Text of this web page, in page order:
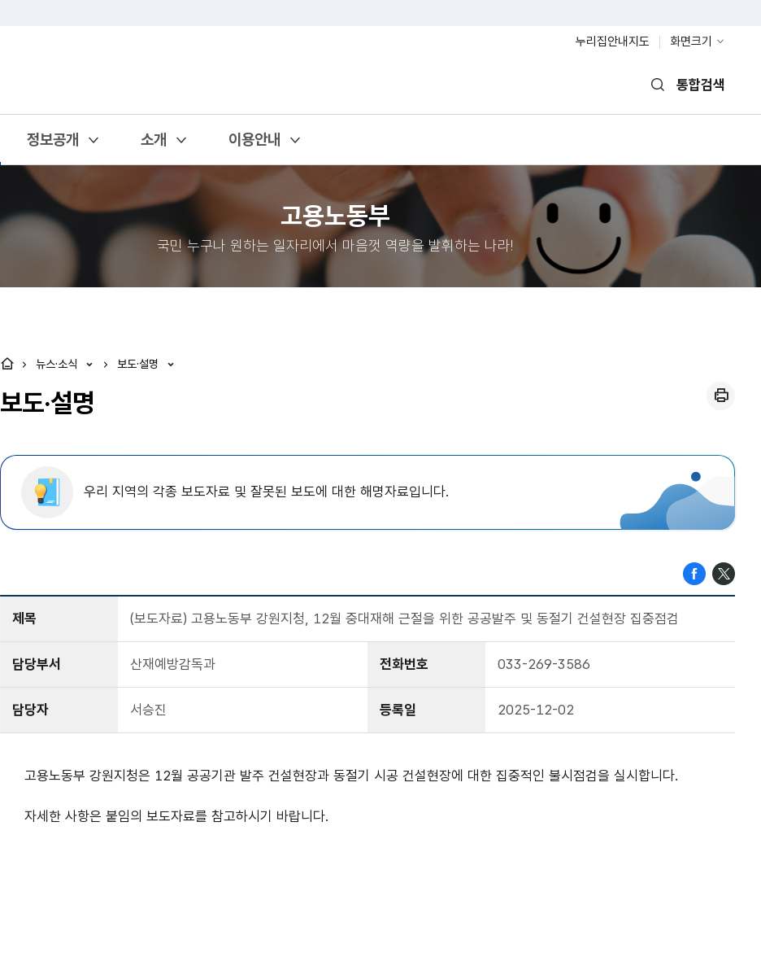
누리집안내지도
화면크기
통합검색
정보공개
열기
소개
열기
이용안내
열기
고용노동부
국민 누구나 원하는 일자리에서 마음껏 역량을 발휘하는 나라!
보도·설명
뉴스·소식 보도·설명
우리 지역의 각종 보도자료 및 잘못된 보도에 대한 해명자료입니다.
제목 (보도자료) 고용노동부 강원지청, 12월 중대재해 근절을 위한 공공발주 및 동절기 건설현장 집중점검
담당부서 산재예방감독과 전화번호 033-269-3586
담당자 서승진 등록일 2025-12-02
고용노동부 강원지청은 12월 공공기관 발주 건설현장과 동절기 시공 건설현장에 대한 집중적인 불시점검을 실시합니다.
자세한 사항은 붙임의 보도자료를 참고하시기 바랍니다.